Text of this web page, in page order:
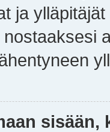
ja
sisään,